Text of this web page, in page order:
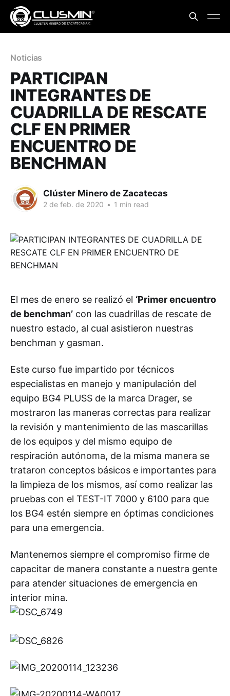
Noticias
PARTICIPAN
INTEGRANTES DE
CUADRILLA DE RESCATE
CLF EN PRIMER
ENCUENTRO DE
BENCHMAN
Clúster Minero de Zacatecas
2 de feb. de 2020 • 1 min read
El mes de enero se realizó el ‘Primer encuentro
de benchman’ con las cuadrillas de rescate de
nuestro estado, al cual asistieron nuestras
benchman y gasman.
Este curso fue impartido por técnicos
especialistas en manejo y manipulación del
equipo BG4 PLUSS de la marca Drager, se
mostraron las maneras correctas para realizar
la revisión y mantenimiento de las mascarillas
de los equipos y del mismo equipo de
respiración autónoma, de la misma manera se
trataron conceptos básicos e importantes para
la limpieza de los mismos, así como realizar las
pruebas con el TEST-IT 7000 y 6100 para que
los BG4 estén siempre en óptimas condiciones
para una emergencia.
Mantenemos siempre el compromiso firme de
capacitar de manera constante a nuestra gente
para atender situaciones de emergencia en
interior mina.